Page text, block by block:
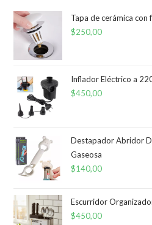
Tapa de cerámica
$250,00
Inflador Eléctrico a
$450,00
Destapador Abridor
Gaseosa
$140,00
Escurridor
$450,00